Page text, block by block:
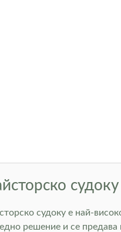
судоку
судоку е най-
решение и се предава